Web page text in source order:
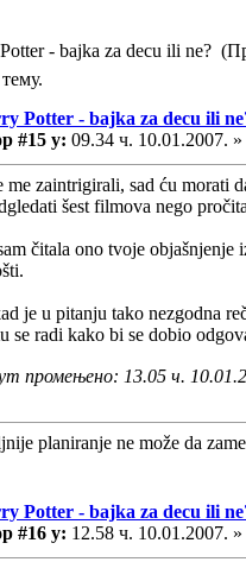
- bajka za decu ili ne?
Potter - bajka za decu ili
#15 у: 09.34 ч. 10.01.2007. »
me zaintrigirali, sad ću
šest filmova nego
čitala ono tvoje objašnjenje
je u pitanju tako nezgodna
se radi kako bi se dobio
промењено: 13.05 ч.
planiranje ne može da
Potter - bajka za decu ili
#16 у: 12.58 ч. 10.01.2007. »